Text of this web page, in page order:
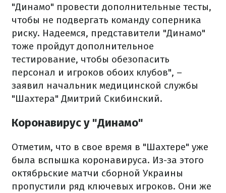
"Динамо" провести дополнительные тесты,
чтобы не подвергать команду соперника
риску. Надеемся, представители "Динамо"
тоже пройдут дополнительное
тестирование, чтобы обезопасить
персонал и игроков обоих клубов", –
заявил начальник медицинской службы
"Шахтера" Дмитрий Скибинский.
Коронавирус у "Динамо"
Отметим, что в свое время в "Шахтере" уже
была вспышка коронавируса. Из-за этого
октябрьские матчи сборной Украины
пропустили ряд ключевых игроков. Они же